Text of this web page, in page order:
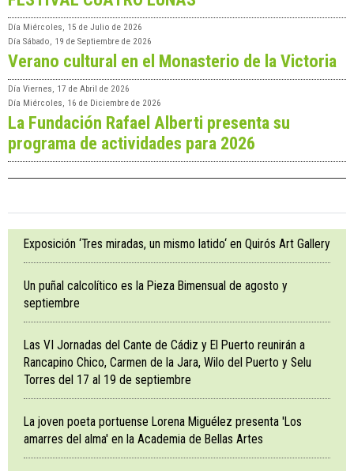
Día Miércoles, 15 de Julio de 2026
Día Sábado, 19 de Septiembre de 2026
Verano cultural en el Monasterio de la Victoria
Día Viernes, 17 de Abril de 2026
Día Miércoles, 16 de Diciembre de 2026
La Fundación Rafael Alberti presenta su
programa de actividades para 2026
Exposición ‘Tres miradas, un mismo latido‘ en Quirós Art Gallery
Un puñal calcolítico es la Pieza Bimensual de agosto y
septiembre
Las VI Jornadas del Cante de Cádiz y El Puerto reunirán a
Rancapino Chico, Carmen de la Jara, Wilo del Puerto y Selu
Torres del 17 al 19 de septiembre
La joven poeta portuense Lorena Miguélez presenta 'Los
amarres del alma' en la Academia de Bellas Artes